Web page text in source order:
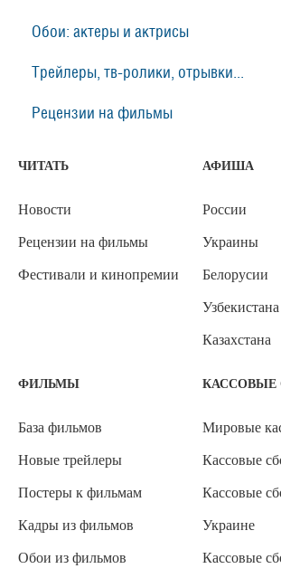
Обои: актеры и актрисы
Трейлеры, тв-ролики, отрывки...
Рецензии на фильмы
ЧИТАТЬ
Новости
Рецензии на фильмы
Фестивали и кинопремии
АФИША
России
Украины
Белорусии
Узбекистана
Казахстана
ФИЛЬМЫ
База фильмов
Новые трейлеры
Постеры к фильмам
Кадры из фильмов
Обои из фильмов
КАССОВЫЕ
Мировые
Кассовые
Кассовые
Украине
Кассовые